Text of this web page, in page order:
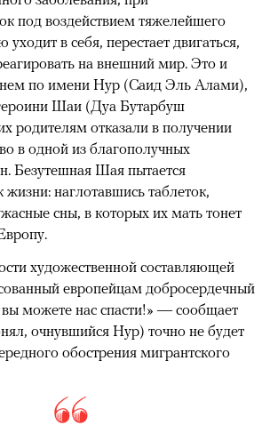
под воздействием тяжелейшего
уходит в себя, перестает двигаться,
на внешний мир. Это и
по имени Нур (Саид Эль Алами),
Шаи (Дуа Бутарбуш
родителям отказали в получении
в одной из благополучных
Безутешная Шая пытается
наглотавшись таблеток,
сны, в которых их мать тонет
художественной составляющей
европейцам добросердечный
можете нас спасти!» — сообщает
очнувшийся Нур) точно не будет
обострения мигрантского